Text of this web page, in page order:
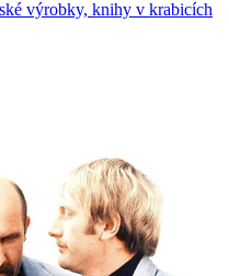
výrobky, knihy v krabicích